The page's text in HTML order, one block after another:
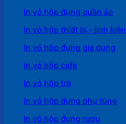
In vỏ hộp đựng quần áo
In vỏ hộp thiết bị - linh kiện
In vỏ hộp đựng gia dụng
In vỏ hộp cafe
In vỏ hôp trà
In vỏ hộp đựng phụ tùng
In vỏ hộp đựng rượu